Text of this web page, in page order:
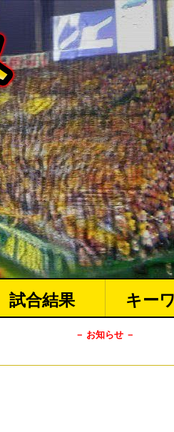
試合結果 キー
－ お知らせ －